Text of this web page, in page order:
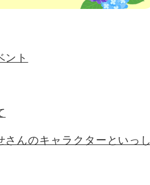
ント
んのキャラクターといっし